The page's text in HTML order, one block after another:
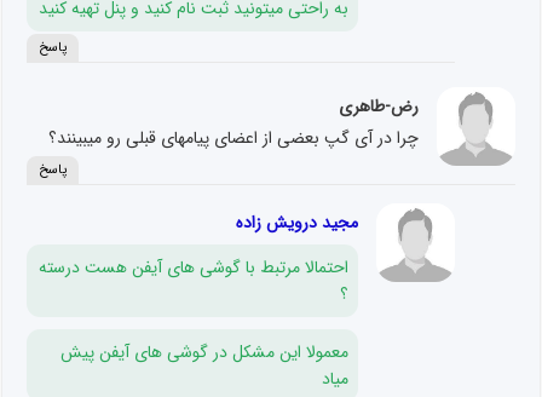
به راحتی میتونید ثبت نام کنید و پنل تهیه کنید
پاسخ
رض-طاهری
چرا در آی گپ بعضی از اعضای پیامهای قبلی رو میبینند؟
پاسخ
مجید درویش زاده
احتمالا مرتبط با گوشی های آیفن هست درسته
؟
معمولا این مشکل در گوشی های آیفن پیش
میاد